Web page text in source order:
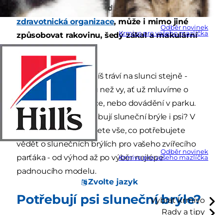
Odběr novinek
Krmivo pro vašeho mazlíčka
Odběr novinek
Krmivo pro vašeho mazlíčka
Zvolte jazyk
Vybrat krmivo
Rady a tipy
zářením, které, jak uvádí Světová
zdravotnická organizace, může i mimo jiné
způsobovat rakovinu, šedý zákal a makulární
degeneraci.
Ale váš chlupáč nejspíš tráví na slunci stejně -
nebo ještě více - času než vy, ať už mluvíme o
každodenní procházce, nebo dovádění v parku.
Znamená to, že potřebují sluneční brýle i psi? V
našem článku naleznete vše, co potřebujete
vědět o slunečních brýlích pro vašeho zvířecího
parťáka - od výhod až po výběr nejlépe
padnoucího modelu.
Potřebují psi sluneční brýle?